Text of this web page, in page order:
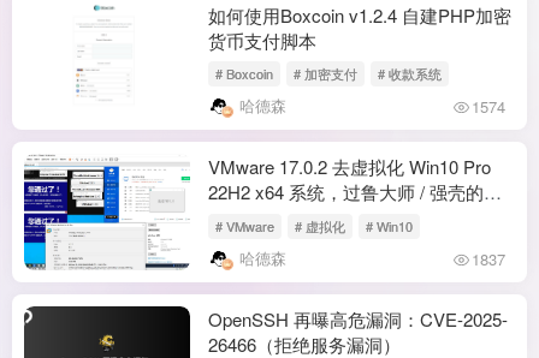
如何使用Boxcoin v1.2.4 自建PHP加密
货币支付脚本
# Boxcoin # 加密支付 # 收款系统
哈德森 1574
VMware 17.0.2 去虚拟化 Win10 Pro
22H2 x64 系统，过鲁大师 / 强壳的全
能之选
# VMware # 虚拟化 # Win10
哈德森 1837
OpenSSH 再曝高危漏洞：CVE-2025-
26466（拒绝服务漏洞）